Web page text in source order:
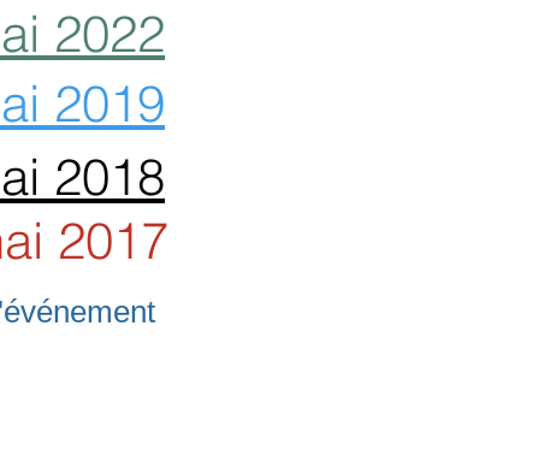
2022
2019
2018
2017